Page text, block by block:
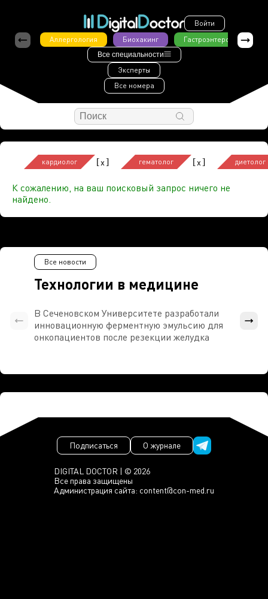
Войти
Аллергология
Биохакинг Гастроэнтерология
Все специальности
Эксперты
Все номера
кардиолог [x] гематолог [x] диетолог
К сожалению, на ваш поисковый запрос ничего не
найдено.
Технологии в медицине
Все новости
В Сеченовском Университете разработали
инновационную ферментную эмульсию для
онкопациентов после резекции желудка
DIGITAL DOCTOR | © 2026
Все права защищены
Администрация сайта: content@con-med.ru
Подписаться О журнале